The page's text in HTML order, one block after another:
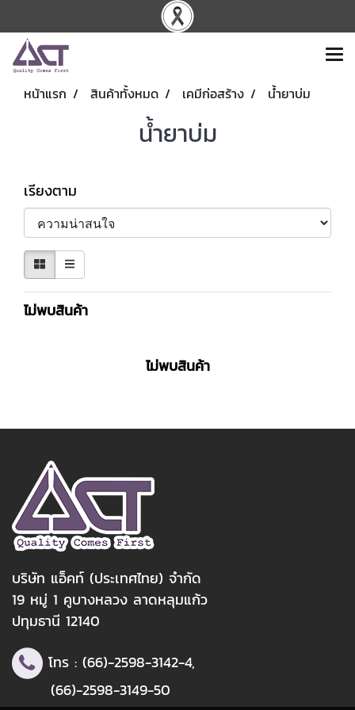
หน้าแรก สินค้าทั้งหมด เคมีก่อสร้าง น้ำยาบ่ม
น้ำยาบ่ม
เรียงตาม
ไม่พบสินค้า
ไม่พบสินค้า
บริษัท แอ็คท์ (ประเทศไทย) จำกัด
19 หมู่ 1 คูบางหลวง ลาดหลุมแก้ว
ปทุมธานี 12140
โทร : (66)-2598-3142-4,
(66)-2598-3149-50